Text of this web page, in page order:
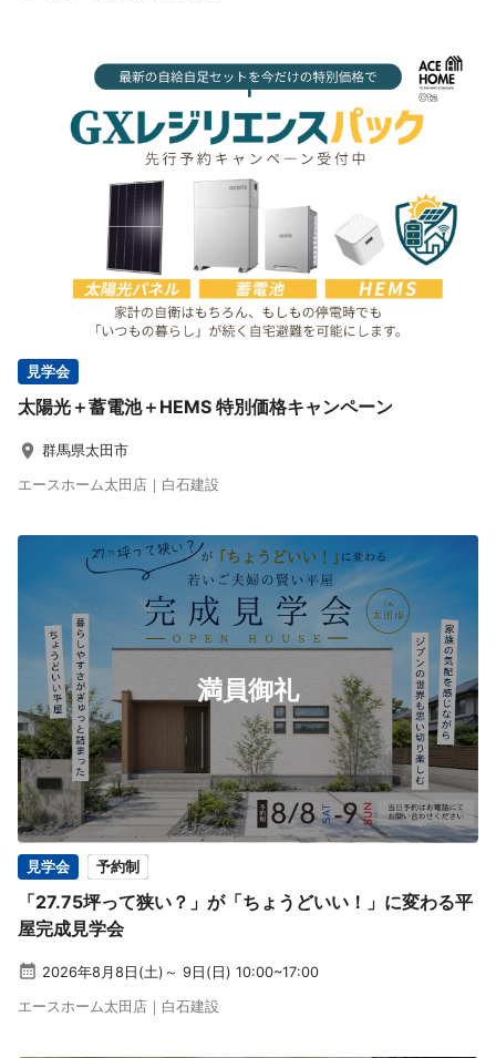
見学会
太陽光＋蓄電池＋HEMS 特別価格キャンペーン
群馬県太田市
エースホーム太田店｜白石建設
満員御礼
見学会 予約制
「27.75坪って狭い？」が「ちょうどいい！」に変わる平
屋完成見学会
2026年8月8日(土)～ 9日(日) 10:00~17:00
エースホーム太田店｜白石建設